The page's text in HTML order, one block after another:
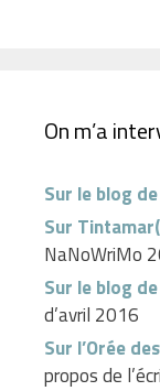
On m’a
Sur le blog
Sur
NaNoWriMo
Sur le blog
d’avril 2016
Sur l’Orée
propos de